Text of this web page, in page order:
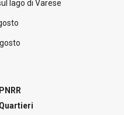
lago di Varese
PNRR
Quartieri